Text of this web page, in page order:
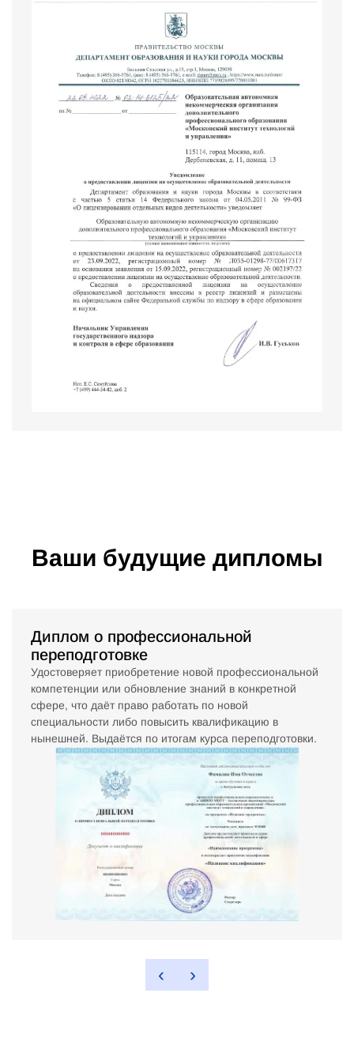
Ваши будущие дипломы
Диплом о профессиональной
переподготовке
Удостоверяет приобретение новой профессиональной
компетенции или обновление знаний в конкретной
сфере, что даёт право работать по новой
специальности либо повысить квалификацию в
нынешней. Выдаётся по итогам курса переподготовки.
‹ ›